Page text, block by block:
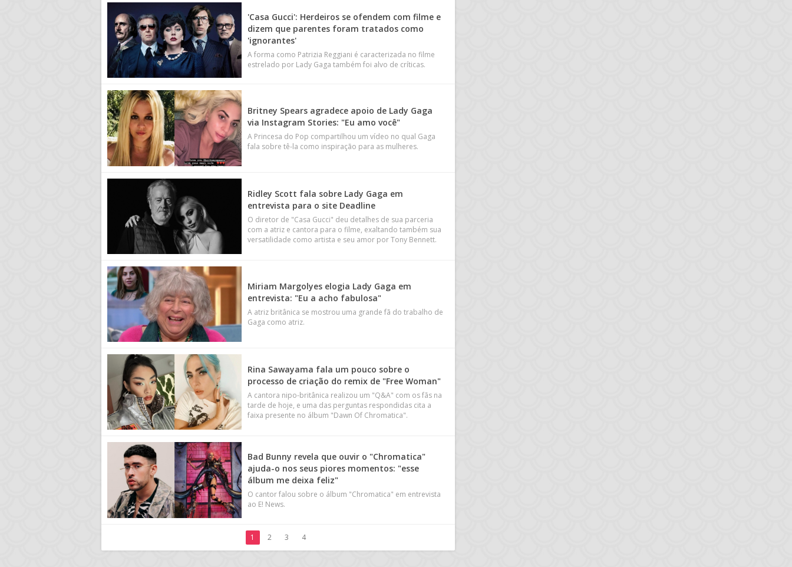
'Casa Gucci': Herdeiros se ofendem com filme e
dizem que parentes foram tratados como
'ignorantes'
A forma como Patrizia Reggiani é caracterizada no filme
estrelado por Lady Gaga também foi alvo de críticas.
Britney Spears agradece apoio de Lady Gaga
via Instagram Stories: "Eu amo você"
A Princesa do Pop compartilhou um vídeo no qual Gaga
fala sobre tê-la como inspiração para as mulheres.
Ridley Scott fala sobre Lady Gaga em
entrevista para o site Deadline
O diretor de "Casa Gucci" deu detalhes de sua parceria
com a atriz e cantora para o filme, exaltando também sua
versatilidade como artista e seu amor por Tony Bennett.
Miriam Margolyes elogia Lady Gaga em
entrevista: "Eu a acho fabulosa"
A atriz britânica se mostrou uma grande fã do trabalho de
Gaga como atriz.
Rina Sawayama fala um pouco sobre o
processo de criação do remix de "Free Woman"
A cantora nipo-britânica realizou um "Q&A" com os fãs na
tarde de hoje, e uma das perguntas respondidas cita a
faixa presente no álbum "Dawn Of Chromatica".
Bad Bunny revela que ouvir o "Chromatica"
ajuda-o nos seus piores momentos: "esse
álbum me deixa feliz"
O cantor falou sobre o álbum "Chromatica" em entrevista
ao E! News.
1 2 3 4